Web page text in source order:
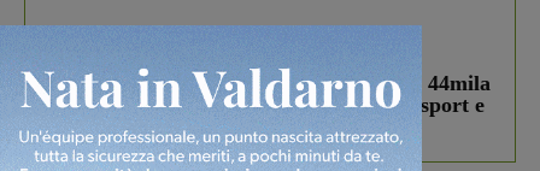
In vetrina
Estra Notizie agosto: Smart Cities, oltre 44mila
studenti coinvolti, torna il bando per lo sport e
debutta il podcast Estrair